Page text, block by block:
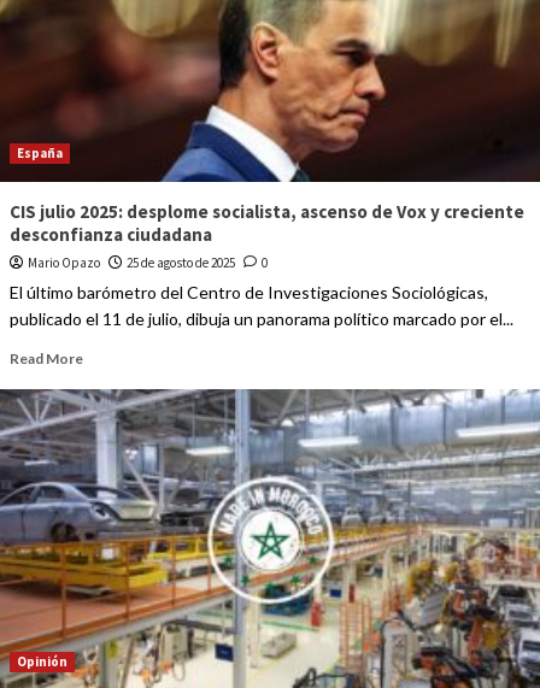
España
CIS julio 2025: desplome socialista, ascenso de Vox y creciente
desconfianza ciudadana
Mario Opazo 25 de agosto de 2025 0
El último barómetro del Centro de Investigaciones Sociológicas,
publicado el 11 de julio, dibuja un panorama político marcado por el...
Read More
Opinión